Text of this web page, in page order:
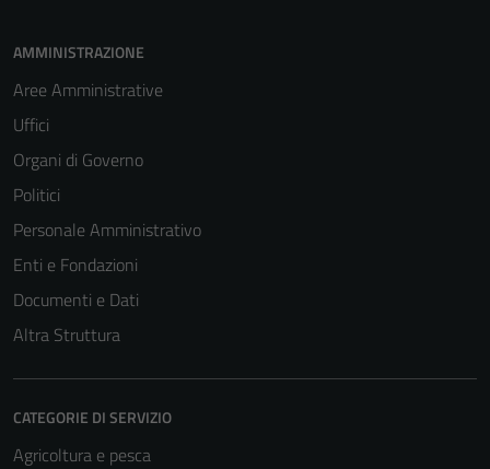
AMMINISTRAZIONE
Aree Amministrative
Uffici
Organi di Governo
Politici
Personale Amministrativo
Enti e Fondazioni
Documenti e Dati
Altra Struttura
CATEGORIE DI SERVIZIO
Agricoltura e pesca